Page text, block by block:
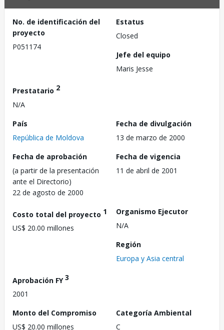
No. de identificación del
proyecto
P051174
Estatus
Closed
Jefe del equipo
Maris Jesse
Prestatario 2
N/A
País
República de Moldova
Fecha de divulgación
13 de marzo de 2000
Fecha de aprobación
(a partir de la presentación
ante el Directorio)
22 de agosto de 2000
Fecha de vigencia
11 de abril de 2001
Costo total del proyecto 1
US$ 20.00 millones
Organismo Ejecutor
N/A
Región
Europa y Asia central
Aprobación FY3
2001
Monto del Compromiso
US$ 20.00 millones
Categoría Ambiental
C